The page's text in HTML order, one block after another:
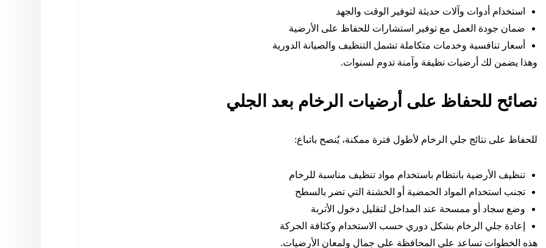
استخدام أدوات وآلات حديثة لتوفير الوقت والجهد
ضمان جودة العمل مع توفير استشارات للحفاظ على الأرضية
أسعار تنافسية وخدمات متكاملة تشمل التنظيف والصيانة الدورية
وهذا يضمن لك أرضيات نظيفة وآمنة تدوم لسنوات.
نصائح للحفاظ على أرضيات الرخام بعد الجلي
للحفاظ على نتائج جلي الرخام لأطول فترة ممكنة، يُنصح باتباع:
تنظيف الأرضية بانتظام باستخدام مواد تنظيف مناسبة للرخام
تجنب استخدام المواد الحمضية أو الخشنة التي تضر بالسطح
وضع سجاد أو ممسحة عند المداخل لتقليل دخول الأتربة
إعادة جلي الرخام بشكل دوري حسب الاستخدام وكثافة الحركة
هذه الخطوات تساعد على المحافظة على جمال ولمعان الأرضيات.